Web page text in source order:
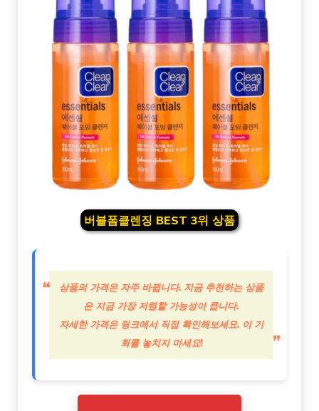
버블폼클렌징 BEST 3위 상품
상품의 가격은 자주 바뀝니다. 지금 추천하는 상품
은 지금 가장 저렴할 가능성이 큽니다.
자세한 가격은 링크에서 직접 확인해보세요. 이 기
회를 놓치지 마세요!